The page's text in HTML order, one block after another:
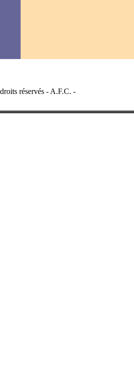
réservés - A.F.C. -